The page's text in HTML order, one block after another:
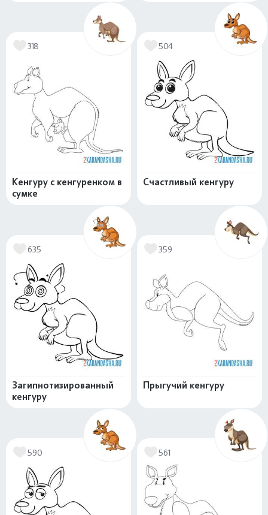
318
Кенгуру с кенгуренком в
сумке
504
Счастливый кенгуру
635
Загипнотизированный
кенгуру
359
Прыгучий кенгуру
590 561